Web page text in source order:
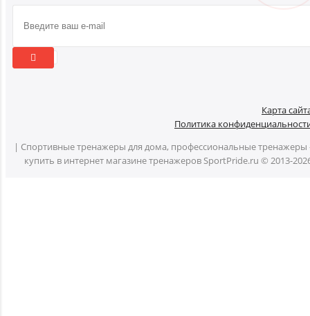
Карта
Политика
| Спортивные тренажеры для дома, профессиональные тренажеры
купить в интернет магазине тренажеров SportPride.ru © 2013-